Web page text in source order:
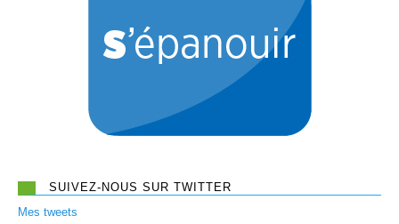
SUIVEZ-NOUS SUR TWITTER
Mes tweets